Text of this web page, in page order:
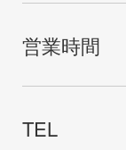
営業時間
TEL